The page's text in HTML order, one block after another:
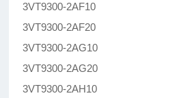
3VT9300-2AF10
3VT9300-2AF20
3VT9300-2AG10
3VT9300-2AG20
3VT9300-2AH10